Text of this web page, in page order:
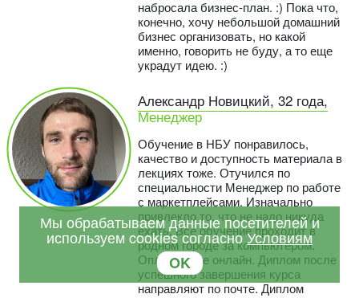
набросала бизнес-план. :) Пока что,
конечно, хочу небольшой домашний
бизнес организовать, но какой
именно, говорить не буду, а то еще
украдут идею. :)
Александр Новицкий, 32 года,
Менеджер
Обучение в НБУ понравилось,
качество и доступность материала в
лекциях тоже. Отучился по
специальности Менеджер по работе
с маркетплейсами. Изначально
привлекло то, что не надо никуда
ехать. Все обучение проходит в
родном городе за компьютером.
Оплата тоже онлайн. Диплом после
успешного завершения курса
направляют по почте. Диплом
Мы обрабатываем данные посетителей и
используем cookies согласноУсловиям
OK